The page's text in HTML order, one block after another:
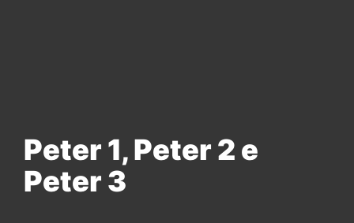
Peter 1, Peter 2 e
Peter 3